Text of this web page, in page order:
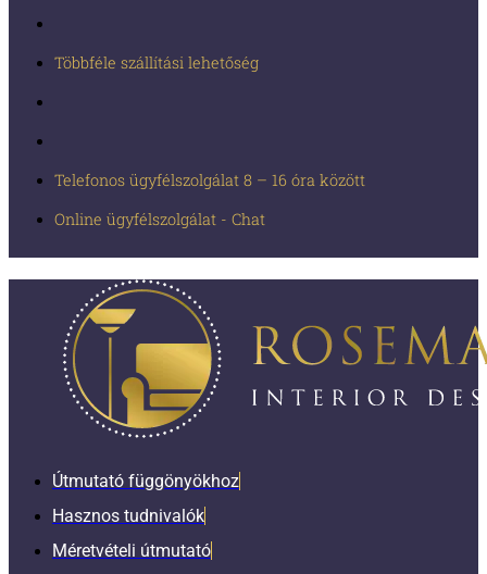
Többféle szállítási lehetőség
Telefonos ügyfélszolgálat 8 – 16 óra között
Online ügyfélszolgálat - Chat
Útmutató függönyökhoz
Hasznos tudnivalók
Méretvételi útmutató